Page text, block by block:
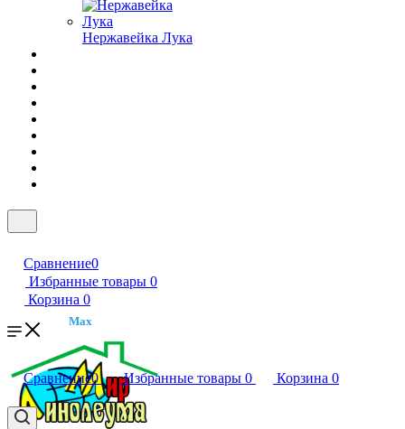
Нержавейка Лука
Сравнение0
Избранные товары 0
Корзина 0
Max
Сравнение0 Избранные товары 0 Корзина 0